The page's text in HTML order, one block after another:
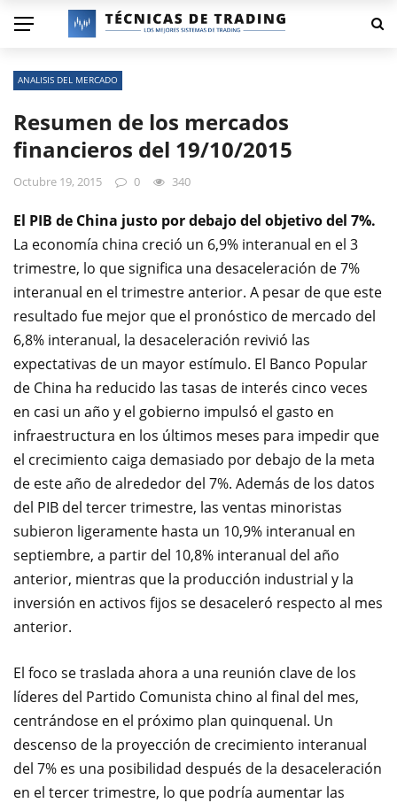
ANALISIS DEL MERCADO
Resumen de los mercados
financieros del 19/10/2015
Octubre 19, 2015 0 340
El PIB de China justo por debajo del objetivo del 7%.
La economía china creció un 6,9% interanual en el 3
trimestre, lo que significa una desaceleración de7%
interanual en el trimestre anterior. A pesar de que este
resultado fue mejor que el pronóstico de mercado del
6,8% interanual, la desaceleración revivió las
expectativas de un mayor estímulo. El Banco Popular
de China ha reducido las tasas de interés cinco veces
en casi un año y el gobierno impulsó el gasto en
infraestructura en los últimos meses para impedir que
el crecimiento caiga demasiado por debajo de la meta
de este año dealrededor del 7%. Además de los datos
del PIB del tercer trimestre, las ventas minoristas
subieron ligeramente hasta un 10,9% interanual en
septiembre, a partir del 10,8% interanual del año
anterior, mientras que la producción industrial y la
inversión en activos fijos se desaceleró respecto al mes
anterior.
El foco se traslada ahora a una reunión clave de los
líderes del Partido Comunista chino al final del mes,
centrándose en el próximo plan quinquenal. Un
descenso de la proyección de crecimiento interanual
del 7% es una posibilidad después de la desaceleración
en el tercer trimestre, lo que podría aumentar las